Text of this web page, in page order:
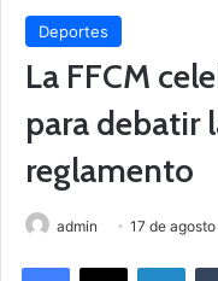
Deportes
La FFCM
para debatir
reglamento
admin 17 de